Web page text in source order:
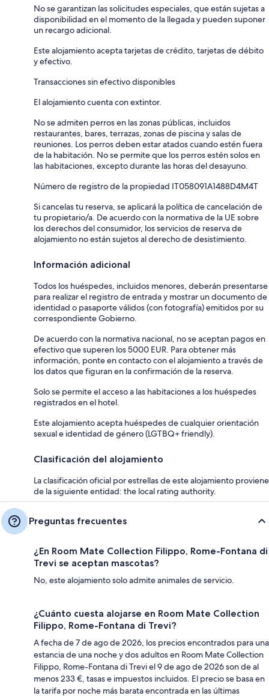
No se garantizan las solicitudes especiales, que están sujetas a
disponibilidad en el momento de la llegada y pueden suponer
un recargo adicional.
Este alojamiento acepta tarjetas de crédito, tarjetas de débito
y efectivo.
Transacciones sin efectivo disponibles
El alojamiento cuenta con extintor.
No se admiten perros en las zonas públicas, incluidos
restaurantes, bares, terrazas, zonas de piscina y salas de
reuniones. Los perros deben estar atados cuando estén fuera
de la habitación. No se permite que los perros estén solos en
las habitaciones, excepto durante las horas del desayuno.
Número de registro de la propiedad IT058091A1488D4M4T
Si cancelas tu reserva, se aplicará la política de cancelación de
tu propietario/a. De acuerdo con la normativa de la UE sobre
los derechos del consumidor, los servicios de reserva de
alojamiento no están sujetos al derecho de desistimiento.
Información adicional
Todos los huéspedes, incluidos menores, deberán presentarse
para realizar el registro de entrada y mostrar un documento de
identidad o pasaporte válidos (con fotografía) emitidos por su
correspondiente Gobierno.
De acuerdo con la normativa nacional, no se aceptan pagos en
efectivo que superen los 5000 EUR. Para obtener más
información, ponte en contacto con el alojamiento a través de
los datos que figuran en la confirmación de la reserva.
Solo se permite el acceso a las habitaciones a los huéspedes
registrados en el hotel.
Este alojamiento acepta huéspedes de cualquier orientación
sexual e identidad de género (LGTBQ+ friendly).
Clasificación del alojamiento
La clasificación oficial por estrellas de este alojamiento proviene
de la siguiente entidad: the local rating authority.
Preguntas frecuentes
¿En Room Mate Collection Filippo, Rome-Fontana di
Trevi se aceptan mascotas?
No, este alojamiento solo admite animales de servicio.
¿Cuánto cuesta alojarse en Room Mate Collection
Filippo, Rome-Fontana di Trevi?
A fecha de 7 de ago de 2026, los precios encontrados para una
estancia de una noche y dos adultos en Room Mate Collection
Filippo, Rome-Fontana di Trevi el 9 de ago de 2026 son de al
menos 233 €, tasas e impuestos incluidos. El precio se basa en
la tarifa por noche más barata encontrada en las últimas